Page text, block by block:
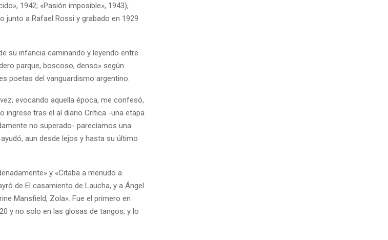
1942; «Pasión imposible», 1943),
junto a Rafael Rossi y grabado en 1929
su infancia caminando y leyendo entre
parque, boscoso, denso» según
poetas del vanguardismo argentino.
evocando aquella época, me confesó,
ingrese tras él al diario Crítica -una etapa
no superado- parecíamos una
aun desde lejos y hasta su último
y «Citaba a menudo a
de El casamiento de Laucha, y a Ángel
Mansfield, Zola». Fue el primero en
y no solo en las glosas de tangos, y lo